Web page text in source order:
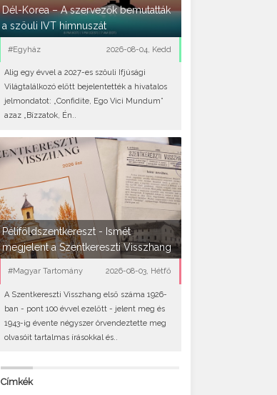
Dél-Korea – A szervezők bemutatták
a szöuli IVT himnuszát
#Egyház 2026-08-04, Kedd
Alig egy évvel a 2027-es szöuli Ifjúsági
Világtalálkozó előtt bejelentették a hivatalos
jelmondatot: „Confidite, Ego Vici Mundum”
azaz „Bízzatok, Én..
Péliföldszentkereszt - Ismét
megjelent a Szentkereszti Visszhang
#Magyar Tartomány 2026-08-03, Hétfő
A Szentkereszti Visszhang első száma 1926-
ban - pont 100 évvel ezelőtt - jelent meg és
1943-ig évente négyszer örvendeztette meg
olvasóit tartalmas írásokkal és..
Címkék